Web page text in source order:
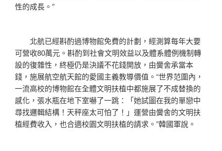
性的成長。”
北航已經斟酌過博物館免費的計劃，經測算每年大要
可營收80萬元。斟酌到社會文明效益以及體系體例機制轉
設的復雜性，終極仍是決議不花錢開放，由黌舍承當本
錢，施展航空航天館的愛國主義教導價值。“世界范圍內，
一流高校的博物館在全體文明扶植中都施展了不成替換的
感化，張水瓶在地下室嚇了一跳：「她試圖在我的單戀中
尋找邏輯結構！天秤座太可怕了！」運營由黌舍的文明扶
植經費收入，也合適校園文明扶植的請求。”韓國軍說。